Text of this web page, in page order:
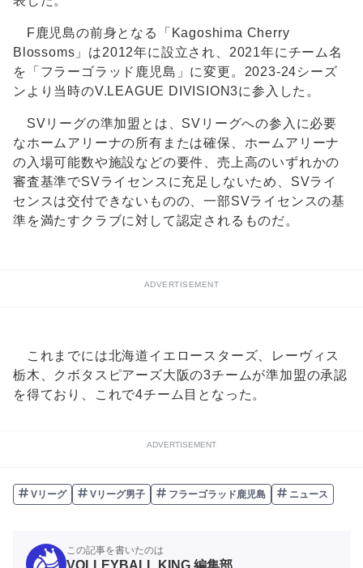
F鹿児島の前身となる「Kagoshima Cherry
Blossoms」は2012年に設立され、2021年にチーム名
を「フラーゴラッド鹿児島」に変更。2023-24シーズ
ンより当時のV.LEAGUE DIVISION3に参入した。
SVリーグの準加盟とは、SVリーグへの参入に必要
なホームアリーナの所有または確保、ホームアリーナ
の入場可能数や施設などの要件、売上高のいずれかの
審査基準でSVライセンスに充足しないため、SVライ
センスは交付できないものの、一部SVライセンスの基
準を満たすクラブに対して認定されるものだ。
ADVERTISEMENT
これまでには北海道イエロースターズ、レーヴィス
栃木、クボタスピアーズ大阪の3チームが準加盟の承認
を得ており、これで4チーム目となった。
ADVERTISEMENT
Vリーグ Vリーグ男子 フラーゴラッド鹿児島 ニュース
この記事を書いたのは
VOLLEYBALL KING 編集部